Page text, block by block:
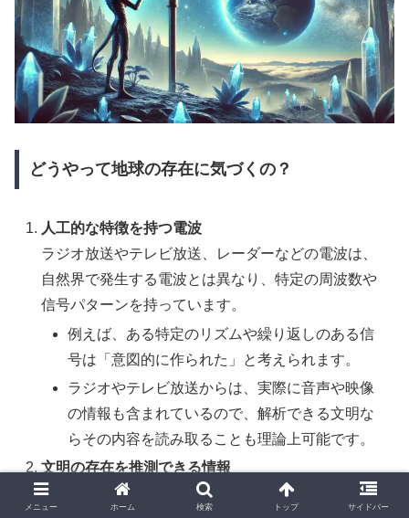
どうやって地球の存在に気づくの？
人工的な特徴を持つ電波
ラジオ放送やテレビ放送、レーダーなどの電波は、
自然界で発生する電波とは異なり、特定の周波数や
信号パターンを持っています。
例えば、ある特定のリズムや繰り返しのある信
号は「意図的に作られた」と考えられます。
ラジオやテレビ放送からは、実際に音声や映像
の情報も含まれているので、解析できる文明な
らその内容を読み取ることも理論上可能です。
文明の存在を推測できる情報
もし地球の電波をキャッチした文明が、電波を解析
メニュー ホーム 検索 トップ サイドバー